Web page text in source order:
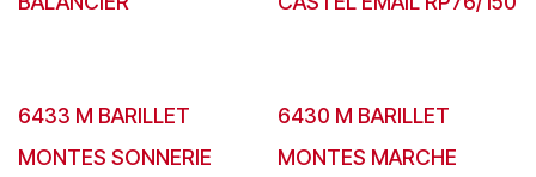
6433 M BARILLET
MONTES SONNERIE
6430 M BARILLET
MONTES MARCHE